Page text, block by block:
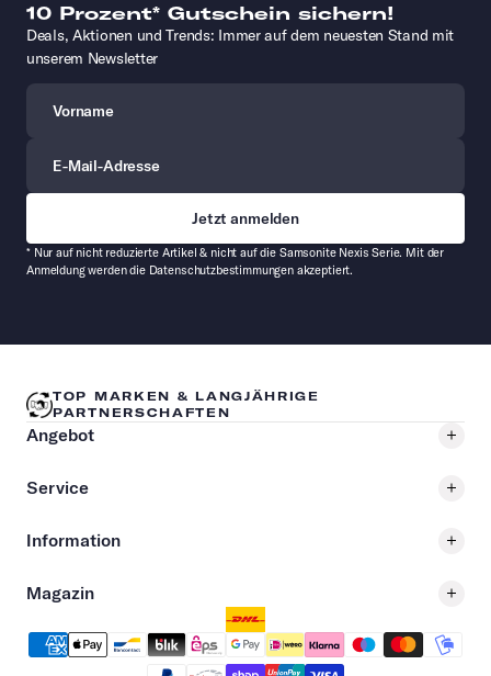
10 Prozent* Gutschein sichern!
Deals, Aktionen und Trends: Immer auf dem neuesten Stand mit
unserem Newsletter
* Nur auf nicht reduzierte Artikel & nicht auf die Samsonite Nexis Serie. Mit der
Anmeldung werden die Datenschutzbestimmungen akzeptiert.
TOP MARKEN & LANGJÄHRIGE
PARTNERSCHAFTEN
Angebot
Service
Information
Magazin